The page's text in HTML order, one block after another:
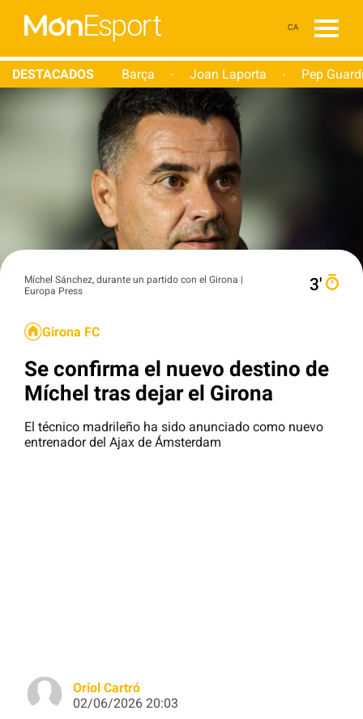
CA
DESTACADOS Barça · Joan Laporta · Pep
Míchel Sánchez, durante un partido con el Girona |
Europa Press
3′
Girona FC
Se confirma el nuevo destino de
Míchel tras dejar el Girona
El técnico madrileño ha sido anunciado como nuevo
entrenador del Ajax de Ámsterdam
Oriol Cartró
02/06/2026 20:03